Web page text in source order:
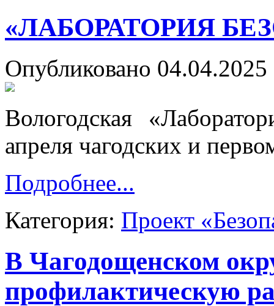
«ЛАБОРАТОРИЯ
Опубликовано
Вологодская
апреля чагодских и
Подробнее...
Категория: Проект
В Чагодощенском
профилактическую